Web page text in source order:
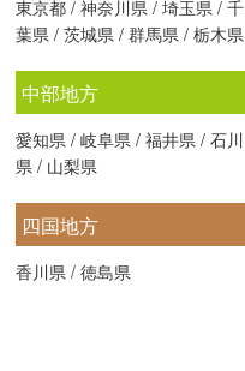
東京都 /神奈川県 /埼玉県 /千
葉県 /茨城県 /群馬県 /栃木県
中部地方
愛知県 /岐阜県 /福井県 /石川
県 / 山梨県
四国地方
香川県 /徳島県